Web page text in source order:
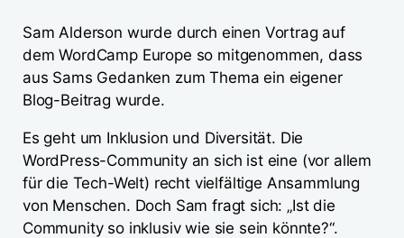
Sam Alderson wurde durch einen Vortrag auf
dem WordCamp Europe so mitgenommen, dass
aus Sams Gedanken zum Thema ein eigener
Blog-Beitrag wurde.
Es geht um Inklusion und Diversität. Die
WordPress-Community an sich ist eine (vor allem
für die Tech-Welt) recht vielfältige Ansammlung
von Menschen. Doch Sam fragt sich: „Ist die
Community so inklusiv wie sie sein könnte?“.